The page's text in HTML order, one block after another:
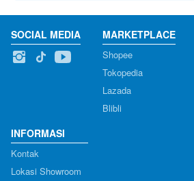
SOCIAL MEDIA MARKETPLACE
Shopee
Tokopedia
Lazada
Blibli
INFORMASI
Kontak
Lokasi Showroom